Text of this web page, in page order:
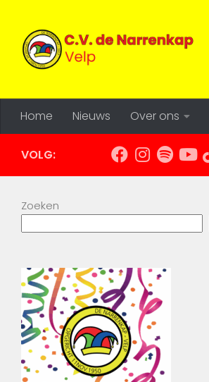
Home Nieuws Over ons
VOLG:
Zoeken